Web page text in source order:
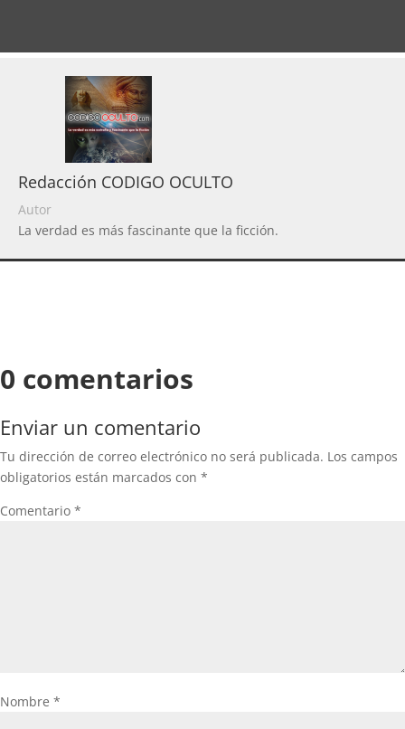
Redacción CODIGO OCULTO
Autor
La verdad es más fascinante que la ficción.
0 comentarios
Enviar un comentario
Tu dirección de correo electrónico no será publicada. Los campos
obligatorios están marcados con *
Comentario *
Nombre *